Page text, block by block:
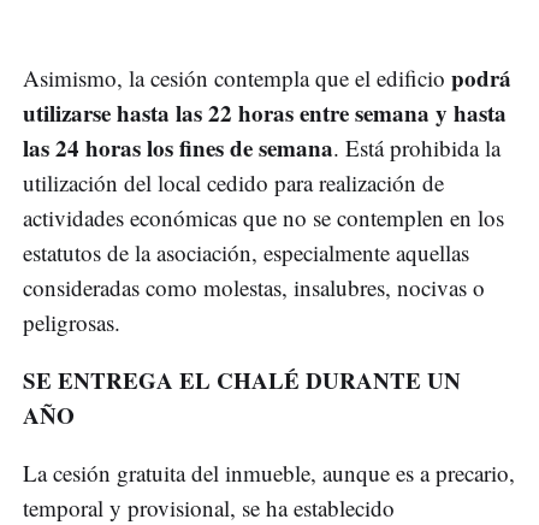
Asimismo, la cesión contempla que el edificio podrá
utilizarse hasta las 22 horas entre semana y hasta
las 24 horas los fines de semana. Está prohibida la
utilización del local cedido para realización de
actividades económicas que no se contemplen en los
estatutos de la asociación, especialmente aquellas
consideradas como molestas, insalubres, nocivas o
peligrosas.
SE ENTREGA EL CHALÉ DURANTE UN
AÑO
La cesión gratuita del inmueble, aunque es a precario,
temporal y provisional, se ha establecido